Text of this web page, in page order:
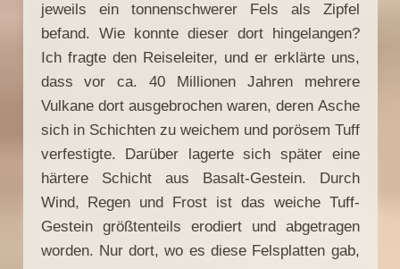
jeweils ein tonnenschwerer Fels als Zipfel
befand. Wie konnte dieser dort hingelangen?
Ich fragte den Reiseleiter, und er erklärte uns,
dass vor ca. 40 Millionen Jahren mehrere
Vulkane dort ausgebrochen waren, deren Asche
sich in Schichten zu weichem und porösem Tuff
verfestigte. Darüber lagerte sich später eine
härtere Schicht aus Basalt-Gestein. Durch
Wind, Regen und Frost ist das weiche Tuff-
Gestein größtenteils erodiert und abgetragen
worden. Nur dort, wo es diese Felsplatten gab,